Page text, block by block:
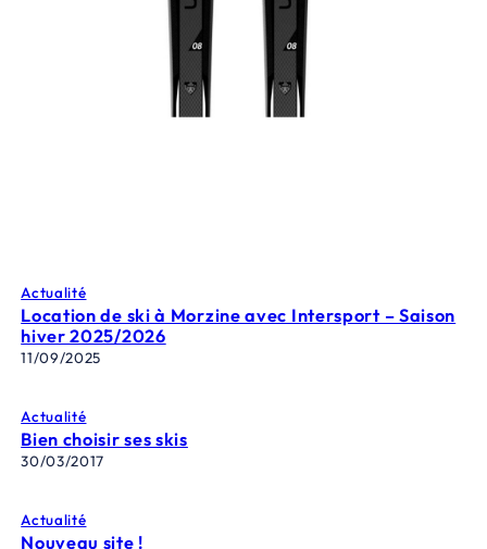
Actualité
Location de ski à Morzine avec Intersport – Saison
hiver 2025/2026
11/09/2025
Actualité
Bien choisir ses skis
30/03/2017
Actualité
Nouveau site !